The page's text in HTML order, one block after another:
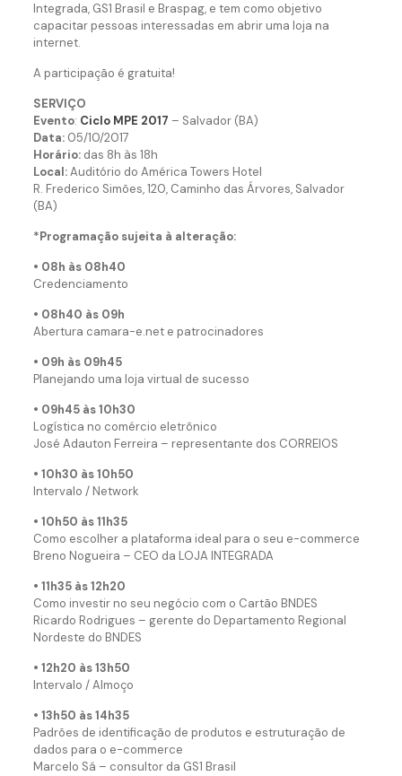
Integrada, GS1 Brasil e Braspag, e tem como objetivo
capacitar pessoas interessadas em abrir uma loja na
internet.
A participação é gratuita!
SERVIÇO
Evento: Ciclo MPE 2017 – Salvador (BA)
Data: 05/10/2017
Horário:das 8h às 18h
Local:Auditório do América Towers Hotel
R. Frederico Simões, 120, Caminho das Árvores, Salvador
(BA)
*Programação sujeita à alteração:
• 08h às 08h40
Credenciamento
• 08h40 às 09h
Abertura camara-e.net e patrocinadores
• 09h às 09h45
Planejando uma loja virtual de sucesso
• 09h45 às 10h30
Logística no comércio eletrônico
José Adauton Ferreira – representante dos CORREIOS
• 10h30 às 10h50
Intervalo / Network
• 10h50 às 11h35
Como escolher a plataforma ideal para o seu e-commerce
Breno Nogueira – CEO da LOJA INTEGRADA
• 11h35 às 12h20
Como investir no seu negócio com o Cartão BNDES
Ricardo Rodrigues – gerente do Departamento Regional
Nordeste do BNDES
• 12h20 às 13h50
Intervalo / Almoço
• 13h50 às 14h35
Padrões de identificação de produtos e estruturação de
dados para o e-commerce
Marcelo Sá – consultor da GS1 Brasil